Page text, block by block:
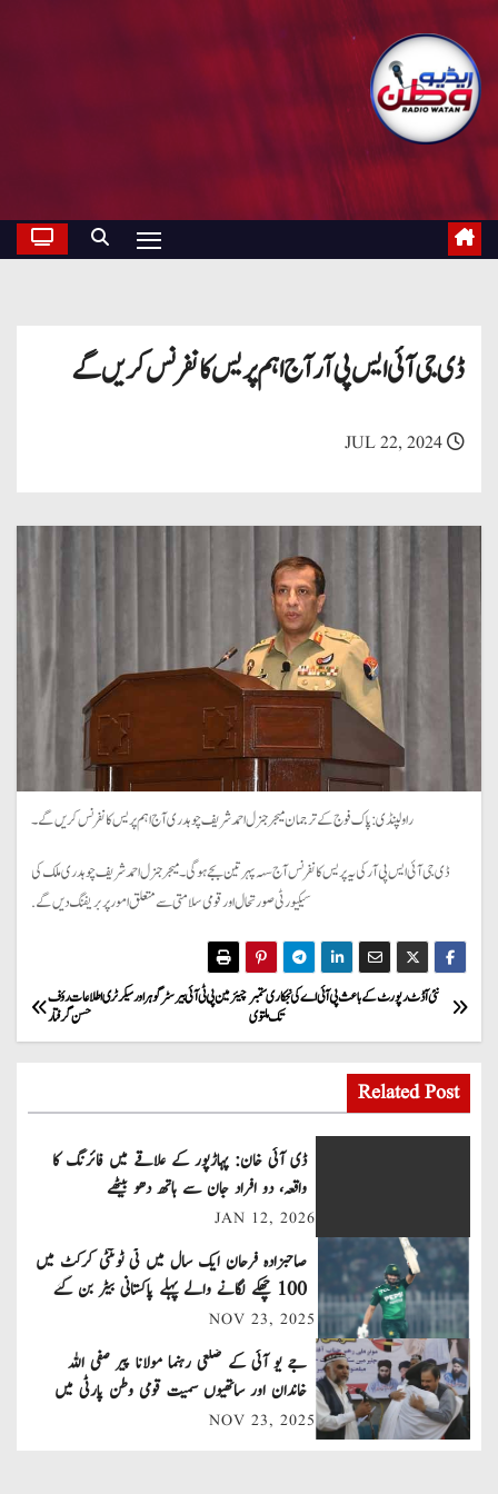
ڈی جی آئی ایس پی آر آج اہم پریس کانفرنس کریں گے
JUL 22, 2024
راولپنڈی: پاک فوج کے ترجمان میجر جنرل احمد شریف چوہدری آج اہم پریس کانفرنس کریں گے۔
ڈی جی آئی ایس پی آر کی یہ پریس کانفرنس آج سہہ پہر تین بجے ہوگی۔ میجر جنرل احمد شریف چوہدری ملک کی
سیکیورٹی صورتحال اور قومی سلامتی سے متعلق امور پر بریفنگ دیں گے.
P
o
s
t
a
v
i
g
a
چیئرمین پی ٹی آئی بیرسٹر گوہر اور سیکرٹری اطلاعات رؤف
حسن گرفتار
نئی آڈٹ رپورٹ کے باعث پی آئی اے کی نجکاری ستمبر
تک ملتوی
Related Post
ڈی آئی خان: پہاڑپور کے علاقے میں فائرنگ کا
واقعہ، دو افراد جان سے ہاتھ دھو بیٹھے
JAN 12, 2026
صاحبزادہ فرحان ایک سال میں ٹی ٹوئنٹی کرکٹ میں
100 چھکے لگانے والے پہلے پاکستانی بیٹر بن گئے
NOV 23, 2025
جے یو آئی کے ضلعی رہنما مولانا پیر صفی اللہ
خاندان اور ساتھیوں سمیت قومی وطن پارٹی میں
شامل
NOV 23, 2025